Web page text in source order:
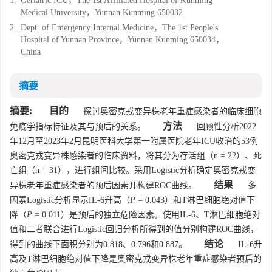
Medical University，Yunnan Kunming 650032
2. Dept. of Emergency Internal Medicine，The 1st People's
Hospital of Yunnan Province，Yunnan Kunming 650034，
China
摘要
摘要: 目的 探讨奥密克戎变异株老年重症感染者的临床细胞
免疫学指标特征及其与预后的关系。
方法 回顾性分析2022
年12月至2023年2月昆明医科大学第一附属医院老年ICU收治的53例
奥密克戎变异株感染者的临床资料，将其分为存活组（n = 22）、死
亡组（n = 31），进行组间比较。采用Logistic分析确定奥密克戎变
异株老年重症感染者的预后因素并构建ROC曲线。
结果 多
因素Logistic分析显示IL-6升高（P = 0.043）和T淋巴细胞绝对值下
降（P = 0.011）是预后的独立危险因素。使用IL-6、T淋巴细胞绝对
值和二者联合进行Logistic回归分析所得到的值分别构建ROC曲线，
得到的曲线下面积分别为0.818、0.796和0.887。
结论IL-6升
高及T淋巴细胞绝对值下降是奥密克戎变异株老年重症感染者预后的